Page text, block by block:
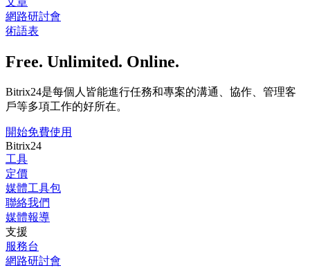
網路研討會
術語表
Free. Unlimited. Online.
Bitrix24是每個人皆能進行任務和專案的溝通、協作、管理客
戶等多項工作的好所在。
開始免費使用
Bitrix24
工具
定價
媒體工具包
聯絡我們
媒體報導
支援
服務台
網路研討會